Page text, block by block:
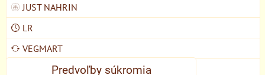
JUST NAHRIN
LR
VEGMART
MYCOMEDICA
Predvoľby súkromia